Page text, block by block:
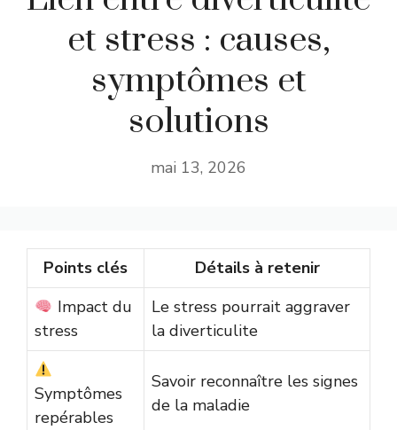
et stress : causes,
symptômes et
solutions
mai 13, 2026
Points clés
Détails à retenir
Impact du
stress
Le stress pourrait aggraver
la diverticulite
Symptômes
repérables
Savoir reconnaître les signes
de la maladie